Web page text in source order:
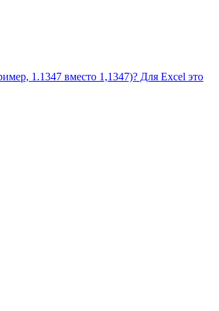
1.1347 вместо 1,1347)? Для Excel это